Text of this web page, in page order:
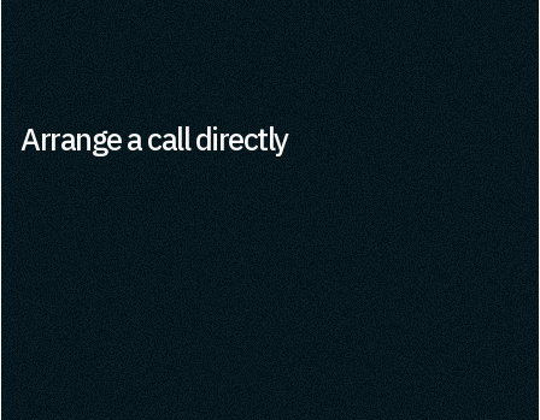
Arrange a call directly